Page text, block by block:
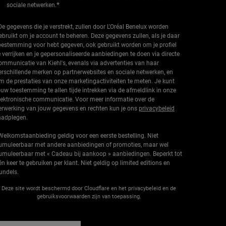
sociale netwerken.*
gegevens die je verstrekt, zullen door L'Oréal Benelux worden
om je account te beheren. Deze gegevens zullen, als je daar
voor hebt gegeven, ook gebruikt worden om je profiel
verrijken en je gepersonaliseerde aanbiedingen te doen via directe
van Kiehl's, evenals via advertenties van haar
merken op partnerwebsites en sociale netwerken, en
de prestaties van onze marketingactiviteiten te meten. Je kunt
toestemming te allen tijde intrekken via de afmeldlink in onze
communicatie. Voor meer informatie over de
van jouw gegevens en rechten kun je ons privacybeleid
geldig voor een eerste bestelling. Niet
met andere aanbiedingen of promoties, maar wel
met « Cadeau bij aankoop » aanbiedingen. Beperkt tot
keer te gebruiken per klant. Niet geldig op limited editions en
Deze site wordt beschermd door Cloudflare en het privacybeleid en de
gebruiksvoorwaarden zijn van toepassing.